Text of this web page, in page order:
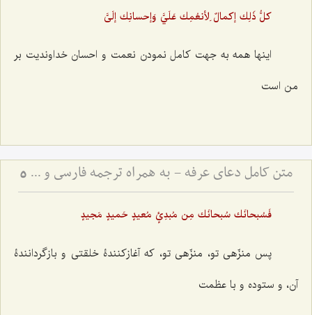
كلُّ ذَلِك إكمالٌ لِأنعُمِك عَلَيَّ وَإحسانِك إلَیَّ
اینها همه به جهت کامل نمودن نعمت و احسان خداوندیت بر
من است
متن کامل دعای عرفه - به همراه ترجمه فارسی و فایل صوتی 5
فَسُبحانَك سُبحانَك مِن مُبدِئٍ مُعيدٍ حَميدٍ مَجيدٍ
پس منزّهی تو، منزّهی تو، که آغازکنندۀ خلقتی و بازگردانندۀ
آن، و ستوده و با عظمت